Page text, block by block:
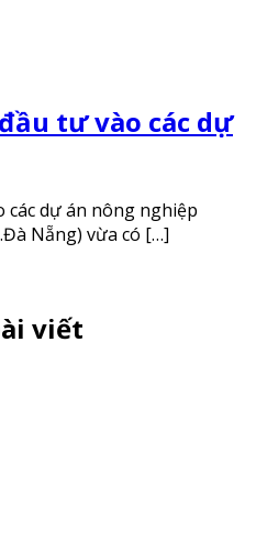
tư vào các dự
dự án nông nghiệp
Nẵng) vừa có […]
viết